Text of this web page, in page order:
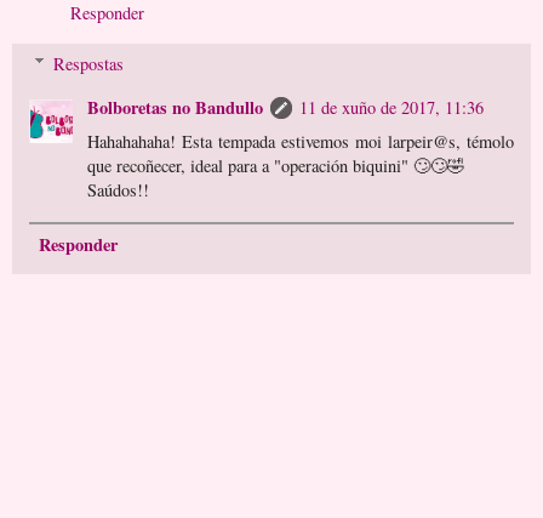
Responder
Respostas
Bolboretas no Bandullo
11 de xuño de 2017, 11:36
Hahahahaha! Esta tempada estivemos moi larpeir@s, témolo
que recoñecer, ideal para a "operación biquini" 🙄🙄🤣
Saúdos!!
Responder